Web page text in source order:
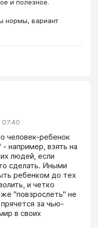
и полезное.
нормы, вариант
07:40
человек-ребенок
например, взять на
людей, если
сделать. Иными
ребенком до тех
и четко
"повзрослеть" не
за чью-
в своих